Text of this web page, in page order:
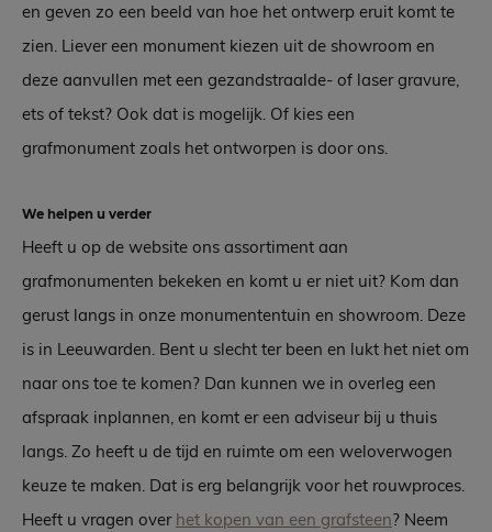
en geven zo een beeld van hoe het ontwerp eruit komt te
zien. Liever een monument kiezen uit de showroom en
deze aanvullen met een gezandstraalde- of laser gravure,
ets of tekst? Ook dat is mogelijk. Of kies een
grafmonument zoals het ontworpen is door ons.
We helpen u verder
Heeft u op de website ons assortiment aan
grafmonumenten bekeken en komt u er niet uit? Kom dan
gerust langs in onze monumententuin en showroom. Deze
is in Leeuwarden. Bent u slecht ter been en lukt het niet om
naar ons toe te komen? Dan kunnen we in overleg een
afspraak inplannen, en komt er een adviseur bij u thuis
langs. Zo heeft u de tijd en ruimte om een weloverwogen
keuze te maken. Dat is erg belangrijk voor het rouwproces.
Heeft u vragen over het kopen van een grafsteen? Neem